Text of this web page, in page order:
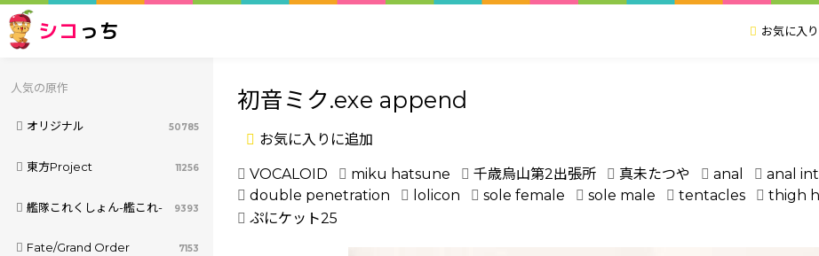
シコ っち お気に入り
人気の原作
オリジナル 50785
東方Project 11256
艦隊これくしょん-艦これ- 9393
Fate/Grand Order 7153
初音ミク.exe append
お気に入りに追加
VOCALOID miku hatsune 千歳烏山第2出張所 真未たつや anal anal
double penetration
lolicon sole female sole male tentacles thigh
ぷにケット25